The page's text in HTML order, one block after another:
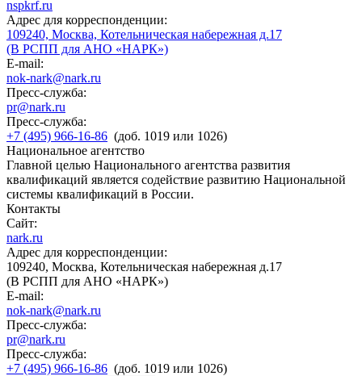
nspkrf.ru
Адрес для корреспонденции:
109240, Москва, Котельническая набережная д.17
(В РСПП для АНО «НАРК»)
E-mail:
nok-nark@nark.ru
Пресс-служба:
pr@nark.ru
Пресс-служба:
+7 (495) 966-16-86 (доб. 1019 или 1026)
Национальное агентство
Главной целью Национального агентства развития
квалификаций является содействие развитию Национальной
системы квалификаций в России.
Контакты
Сайт:
nark.ru
Адрес для корреспонденции:
109240, Москва, Котельническая набережная д.17
(В РСПП для АНО «НАРК»)
E-mail:
nok-nark@nark.ru
Пресс-служба:
pr@nark.ru
Пресс-служба:
+7 (495) 966-16-86 (доб. 1019 или 1026)